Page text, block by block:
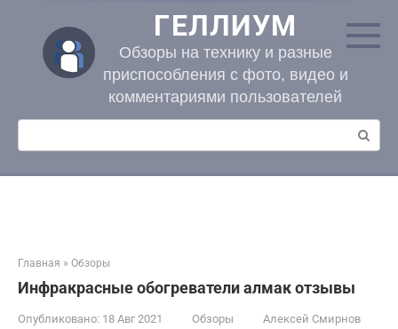
контенту
ГЕЛЛИУМ
Обзоры на технику и разные
приспособления с фото, видео и
комментариями пользователей
Поиск:
Главная » Обзоры
Инфракрасные обогреватели алмак отзывы
Опубликовано: 18 Авг 2021 Обзоры Алексей Смирнов